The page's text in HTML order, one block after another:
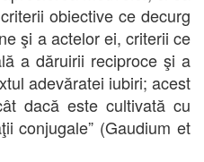
obiective ce decurg
şi a actelor ei, criterii ce
a dăruirii reciproce şi a
adevăratei iubiri; acest
dacă este cultivată cu
conjugale” (Gaudium et